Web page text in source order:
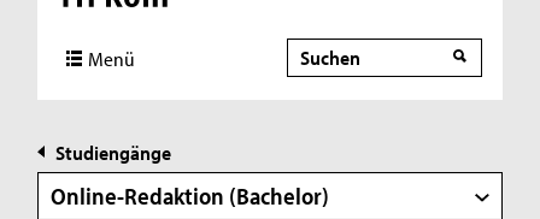
Menü Suche
Studiengänge
Online-Redaktion (Bachelor)